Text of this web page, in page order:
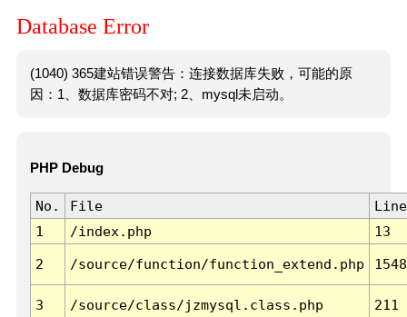
Database Error
(1040) 365建站错误警告：连接数据库失败，可能的原
因：1、数据库密码不对; 2、mysql未启动。
PHP Debug
No. File
Line
1
/index.php 13
2 /source/function/function_extend.php 1548
3 /source/class/jzmysql.class.php 211